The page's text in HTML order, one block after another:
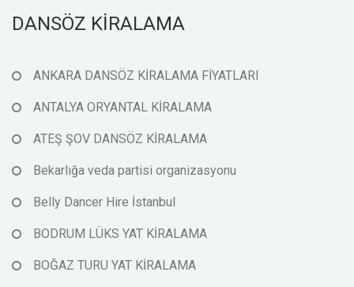
DANSÖZ KİRALAMA
ANKARA DANSÖZ KİRALAMA FİYATLARI
ANTALYA ORYANTAL KİRALAMA
ATEŞ ŞOV DANSÖZ KİRALAMA
Bekarlığa veda partisi organizasyonu
Belly Dancer Hire İstanbul
BODRUM LÜKS YAT KİRALAMA
BOĞAZ TURU YAT KİRALAMA